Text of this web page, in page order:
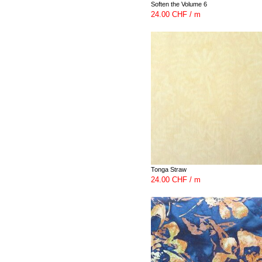
Soften the Volume 6
24.00 CHF / m
Tonga Straw
24.00 CHF / m